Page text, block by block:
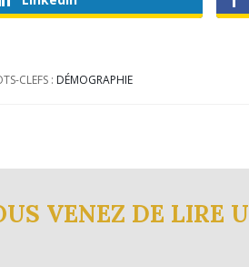
CLEFS : DÉMOGRAPHIE
VENEZ DE LIRE